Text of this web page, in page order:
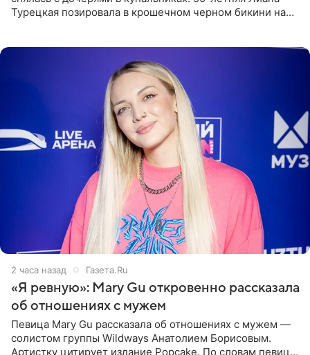
Турецкая позировала в крошечном черном бикини на
2 часа назад Газета.Ru
«Я ревную»: Mary Gu откровенно рассказала
об отношениях с мужем
Певица Mary Gu рассказала об отношениях с мужем —
солистом группы Wildways Анатолием Борисовым.
Артистку цитирует издание Popcake. По словам певицы,